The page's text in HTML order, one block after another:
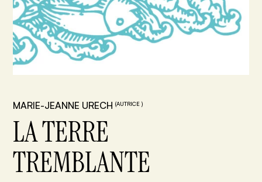
MARIE-JEANNE URECH(AUTRICE )
LA TERRE
TREMBLANTE